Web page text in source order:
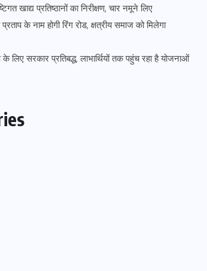
खाद्य प्रतिष्ठानों का निरीक्षण, चार नमूने लिए
के नाम होगी रिंग रोड, क्षत्रीय समाज को मिलेगा
लिए सरकार प्रतिबद्ध, लाभार्थियों तक पहुंच रहा है योजनाओं